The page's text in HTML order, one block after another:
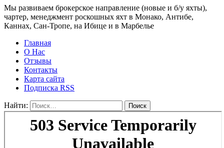
Мы развиваем брокерское направление (новые и б/у яхты),
чартер, менеджмент роскошных яхт в Монако, Антибе,
Каннах, Сан-Тропе, на Ибице и в Марбелье
Главная
О Нас
Отзывы
Контакты
Карта сайта
Подписка RSS
Найти: